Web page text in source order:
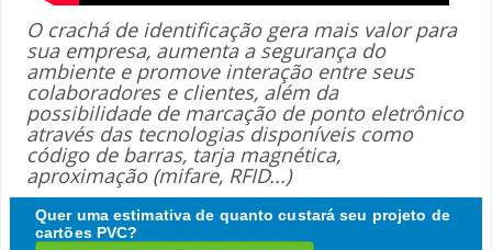
O crachá de identificação gera mais valor para
sua empresa, aumenta a segurança do
ambiente e promove interação entre seus
colaboradores e clientes, além da
possibilidade de marcação de ponto eletrônico
através das tecnologias disponíveis como
código de barras, tarja magnética,
aproximação (mifare, RFID...)
Quer uma estimativa de quanto custará seu projeto de
cartões PVC?